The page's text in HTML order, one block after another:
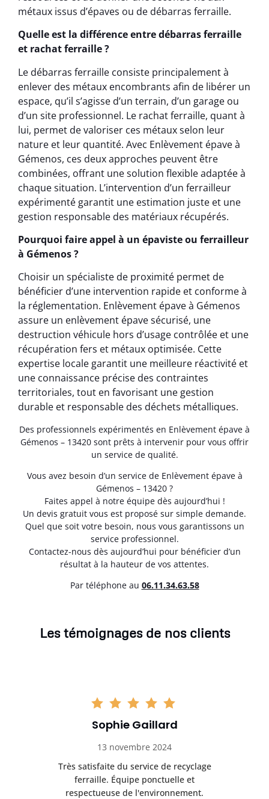
métaux issus d’épaves ou de débarras ferraille.
Quelle est la différence entre débarras ferraille
et rachat ferraille ?
Le débarras ferraille consiste principalement à
enlever des métaux encombrants afin de libérer un
espace, qu’il s’agisse d’un terrain, d’un garage ou
d’un site professionnel. Le rachat ferraille, quant à
lui, permet de valoriser ces métaux selon leur
nature et leur quantité. Avec Enlèvement épave à
Gémenos, ces deux approches peuvent être
combinées, offrant une solution flexible adaptée à
chaque situation. L’intervention d’un ferrailleur
expérimenté garantit une estimation juste et une
gestion responsable des matériaux récupérés.
Pourquoi faire appel à un épaviste ou ferrailleur
à Gémenos ?
Choisir un spécialiste de proximité permet de
bénéficier d’une intervention rapide et conforme à
la réglementation. Enlèvement épave à Gémenos
assure un enlèvement épave sécurisé, une
destruction véhicule hors d’usage contrôlée et une
récupération fers et métaux optimisée. Cette
expertise locale garantit une meilleure réactivité et
une connaissance précise des contraintes
territoriales, tout en favorisant une gestion
durable et responsable des déchets métalliques.
Des professionnels expérimentés en Enlèvement épave à
Gémenos – 13420 sont prêts à intervenir pour vous offrir
un service de qualité.
Vous avez besoin d’un service de Enlèvement épave à
Gémenos – 13420 ?
Faites appel à notre équipe dès aujourd’hui !
Un devis gratuit vous est proposé sur simple demande.
Quel que soit votre besoin, nous vous garantissons un
service professionnel.
Contactez-nous dès aujourd’hui pour bénéficier d’un
résultat à la hauteur de vos attentes.
Par téléphone au 06.11.34.63.58
Les témoignages de nos clients
Sophie Gaillard
13 novembre 2024
Très satisfaite du service de recyclage
ferraille. Équipe ponctuelle et
respectueuse de l'environnement.